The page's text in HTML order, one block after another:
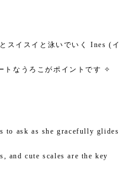
スイスイと泳いでいく Ines (イ
トなうろこがポイントです ✧
to ask as she gracefully glides
and cute scales are the key